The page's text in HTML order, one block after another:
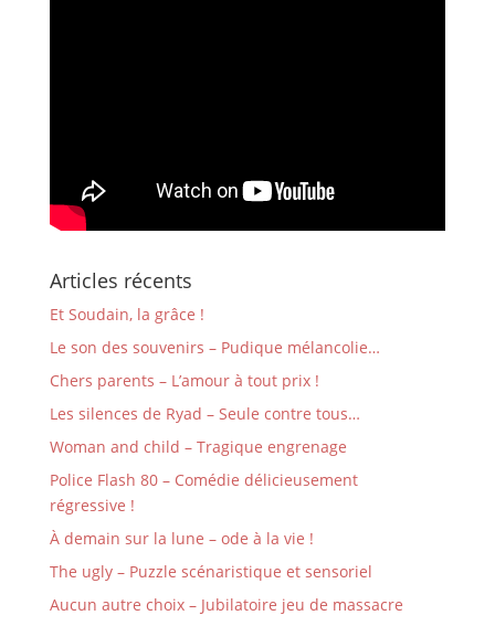
Articles récents
Et Soudain, la grâce !
Le son des souvenirs – Pudique mélancolie…
Chers parents – L’amour à tout prix !
Les silences de Ryad – Seule contre tous…
Woman and child – Tragique engrenage
Police Flash 80 – Comédie délicieusement
régressive !
À demain sur la lune – ode à la vie !
The ugly – Puzzle scénaristique et sensoriel
Aucun autre choix – Jubilatoire jeu de massacre